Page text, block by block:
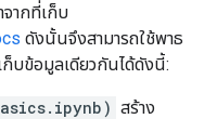
จากที่เก็บ
ดังนั้นจึงสามารถใช้พาธ
บข้อมูลเดียวกันได้ดังนี้:
สร้าง